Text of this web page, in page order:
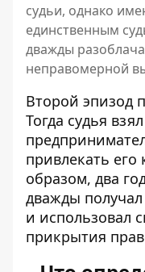
судьи, однако
единственным
дважды
неправомерной
Второй эпизод
Тогда судья
привлекать его
образом, два
дважды получал
и использовал
прикрытия